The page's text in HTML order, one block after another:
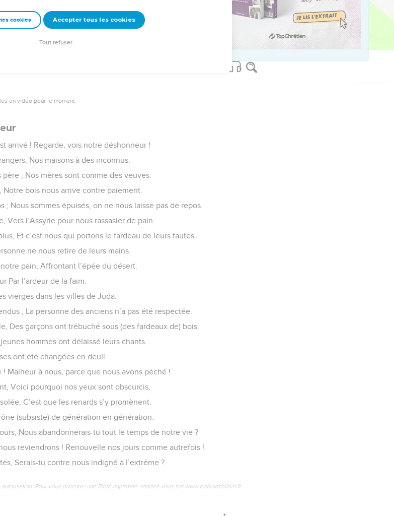
Pour vous procurer une Bible imprimée, rendez-vous sur www.editionsbiblio.fr
en vidéo pour le moment.
arrivé ! Regarde, vois notre déshonneur !
Nos maisons à des inconnus.
; Nos mères sont comme des veuves.
Notre bois nous arrive contre paiement.
; Nous sommes épuisés, on ne nous laisse pas de repos.
Vers l’Assyrie pour nous rassasier de pain.
Et c’est nous qui portons le fardeau de leurs fautes.
ne nous retire de leurs mains.
pain, Affrontant l’épée du désert.
Par l’ardeur de la faim.
vierges dans les villes de Juda.
; La personne des anciens n’a pas été respectée.
Des garçons ont trébuché sous (des fardeaux de) bois.
hommes ont délaissé leurs chants.
ont été changées en deuil.
Malheur à nous, parce que nous avons péché !
Voici pourquoi nos yeux sont obscurcis,
C’est que les renards s’y promènent.
(subsiste) de génération en génération.
Nous abandonnerais-tu tout le temps de notre vie ?
reviendrons ! Renouvelle nos jours comme autrefois !
Serais-tu contre nous indigné à l’extrême ?
Pour vous procurer une Bible imprimée, rendez-vous sur www.editionsbiblio.fr
cookies Accepter tous les cookies
Tout refuser